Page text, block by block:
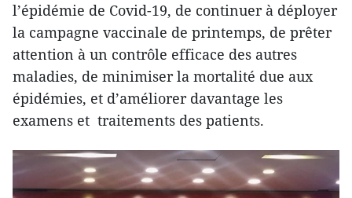
l’épidémie de Covid-19, de continuer à déployer
la campagne vaccinale de printemps, de prêter
attention à un contrôle efficace des autres
maladies, de minimiser la mortalité due aux
épidémies, et d’améliorer davantage les
examens et traitements des patients.